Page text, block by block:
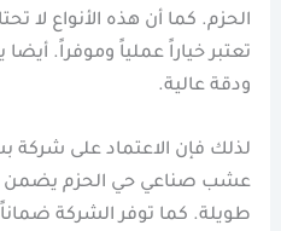
الحزم. كما أن هذه الأنواع لا
تعتبر خياراً عملياً وموفراً.
ودقة عالية.
لذلك فإن الاعتماد على شركة
عشب صناعي حي الحزم يضمن
طويلة. كما توفر الشركة